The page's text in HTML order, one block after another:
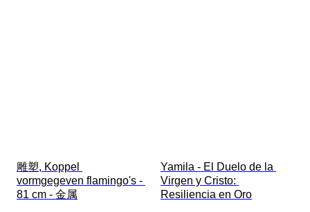
雕塑, Koppel
vormgegeven flamingo's -
81 cm - 金属
Yamila - El Duelo de la
Virgen y Cristo:
Resiliencia en Oro